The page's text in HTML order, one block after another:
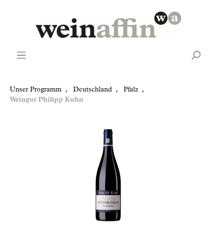
Unser Programm , Deutschland , Pfalz
,
Weingut Philipp Kuhn